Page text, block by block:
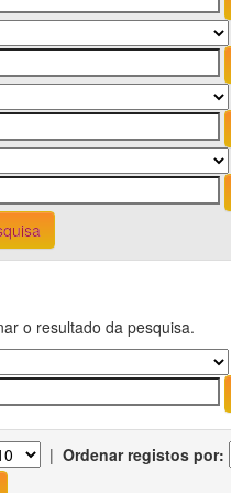
o resultado da pesquisa.
| Ordenar registos por: